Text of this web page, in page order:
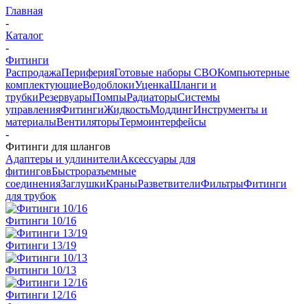
Главная
-
Каталог
-
Фитинги
РаспродажаПериферияГотовые наборы СВОКомпьютерные
комплектующиеВодоблокиУценкаШланги и
трубкиРезервуарыПомпыРадиаторыСистемы
управленияФитингиЖидкостьМоддингИнструменты и
материалыВентиляторыТермоинтерфейсы
-
Фитинги для шлангов
Адаптеры и удлинителиАксессуары для
фитинговБыстроразъемные
соединенияЗаглушкиКраныРазветвителиФильтрыФитинги
для трубок
Фитинги 10/16
Фитинги 13/19
Фитинги 10/13
Фитинги 12/16